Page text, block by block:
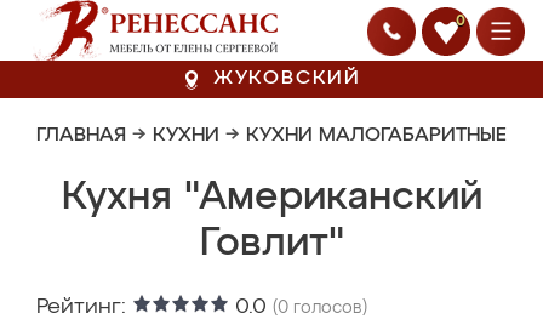
0
ЖУКОВСКИЙ
ГЛАВНАЯ → КУХНИ → КУХНИ МАЛОГАБАРИТНЫЕ
Кухня "Американский
Говлит"
Рейтинг: 0.0 (0 голосов)